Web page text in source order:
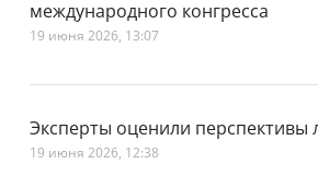
международного конгресса
19 июня 2026, 13:07
Эксперты оценили перспективы
19 июня 2026, 12:38